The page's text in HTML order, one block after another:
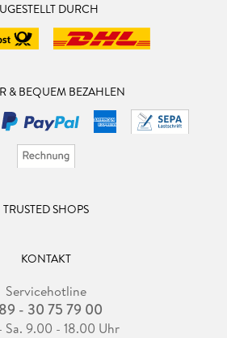
DURCH
& BEQUEM BEZAHLEN
TRUSTED SHOPS
KONTAKT
Servicehotline
- 30 75 79 00
Sa. 9.00 - 18.00 Uhr